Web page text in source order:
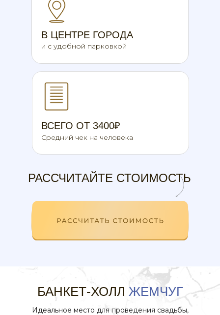
ВСЕГО ОТ 3400₽
Средний чек на человека
В ЦЕНТРЕ ГОРОДА
и с удобной парковкой
РАССЧИТАЙТЕ СТОИМОСТЬ
РАССЧИТАТЬ СТОИМОСТЬ
БАНКЕТ-ХОЛЛ ЖЕМЧУГ
Идеальное место для проведения свадьбы,